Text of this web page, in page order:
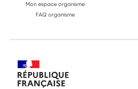
Mon espace organisme
FAQ organisme